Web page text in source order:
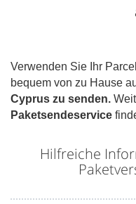
Verwenden Sie Ihr
bequem von zu Hause
Cyprus zu senden.
Paketsendeservice
Hilfreiche